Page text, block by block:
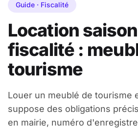
Guide · Fiscalité
Location
fiscalité :
tourisme
Louer un meublé de tourisme
suppose des obligations
en mairie, numéro